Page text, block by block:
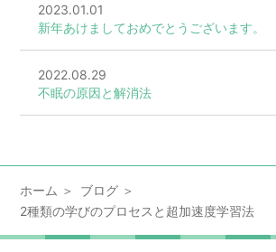
2023.01.01
新年あけましておめでとうございます。
2022.08.29
不眠の原因と解消法
ホーム
ブログ
2種類の学びのプロセスと超加速度学習法